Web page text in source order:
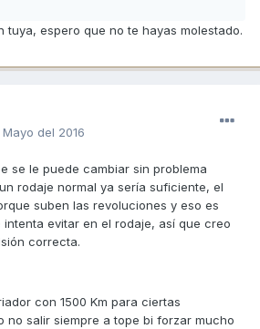
tuya, espero que no te hayas molestado.
del 2016
se le puede cambiar sin problema
rodaje normal ya sería suficiente, el
suben las revoluciones y eso es
evitar en el rodaje, así que creo
correcta.
con 1500 Km para ciertas
no salir siempre a tope bi forzar mucho